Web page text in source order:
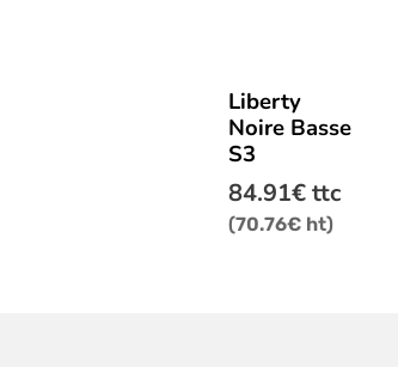
produit
a
plusieurs
variations.
Les
Liberty
Noire Basse
S3
84.91€ttc
(70.76€ ht)